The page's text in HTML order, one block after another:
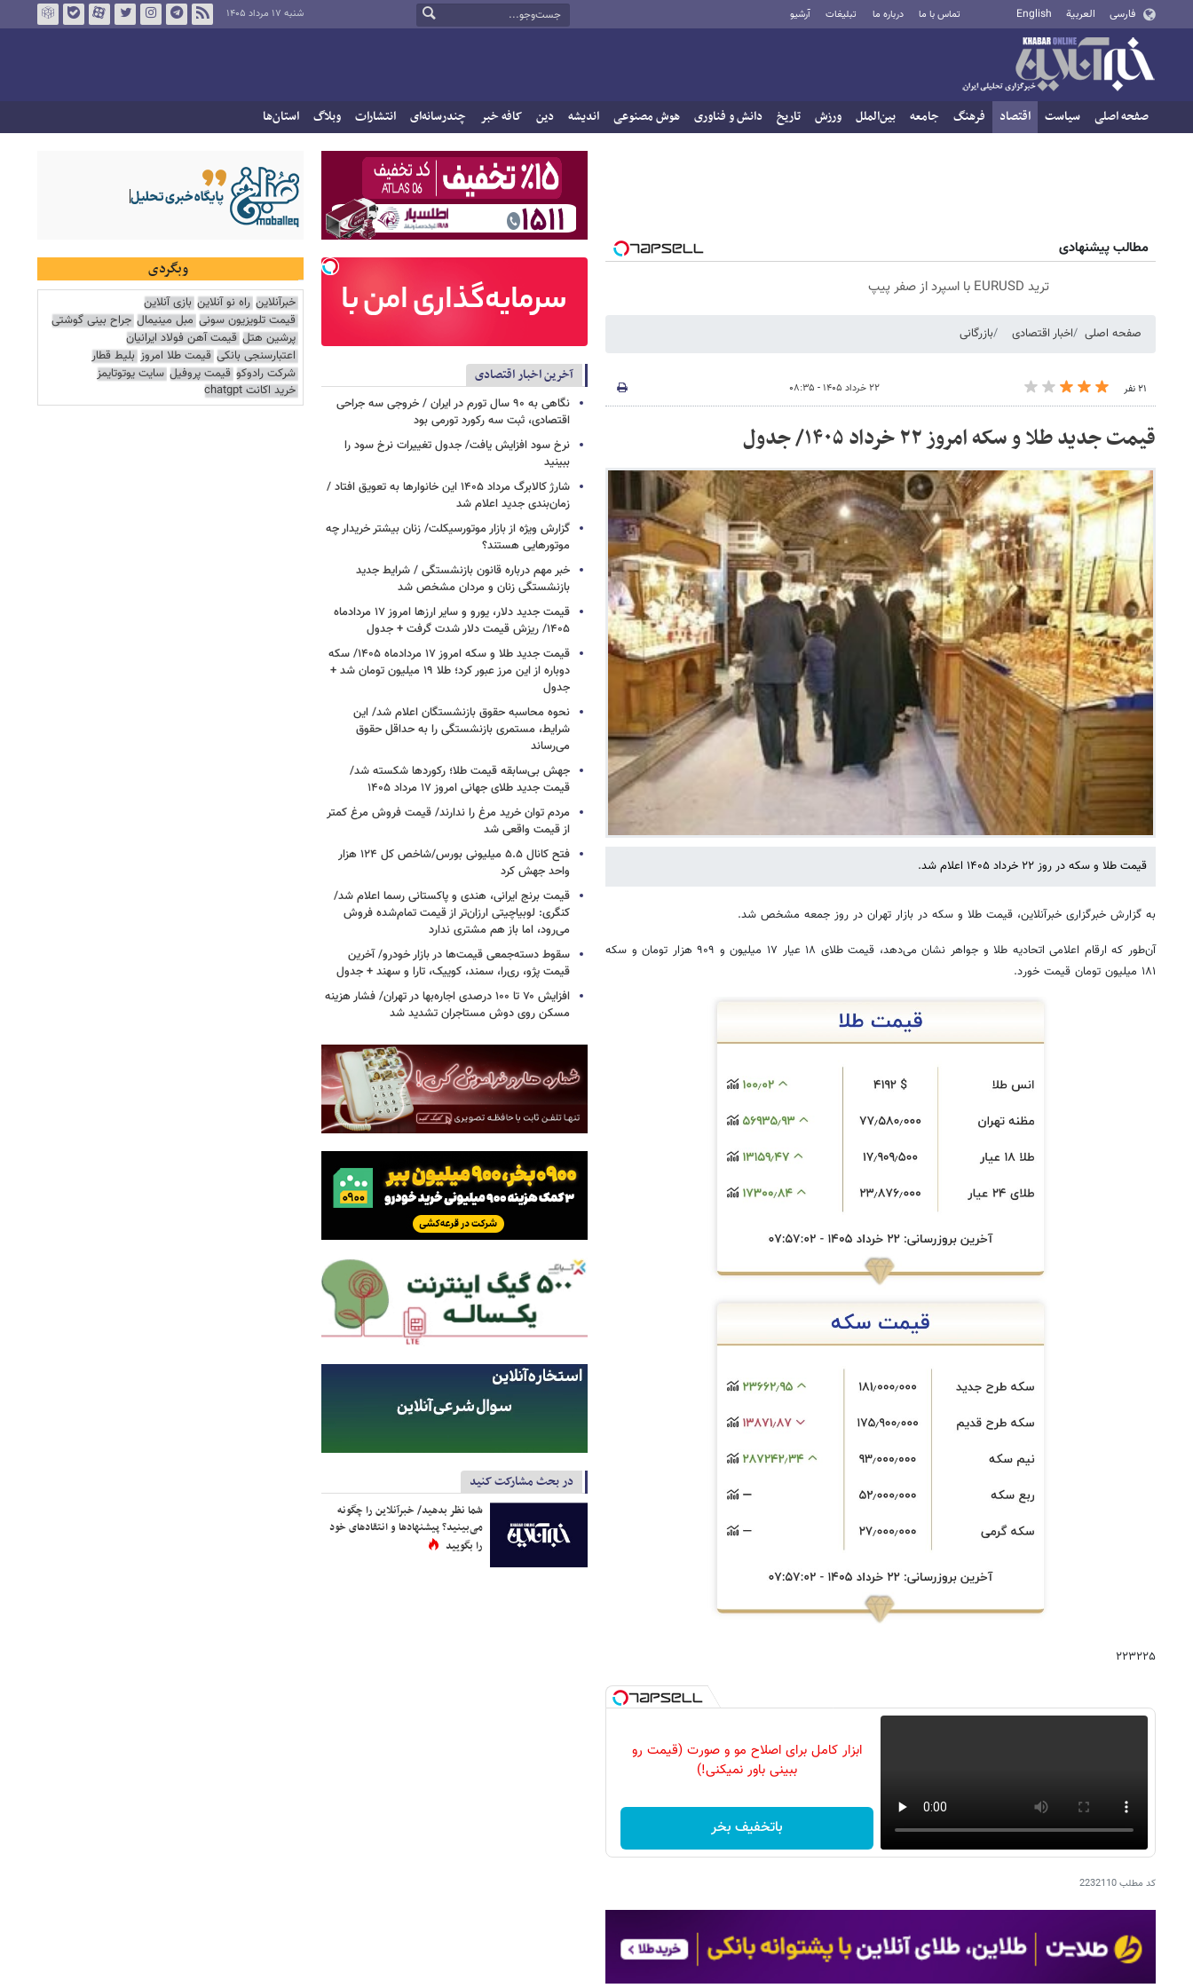
فارسی العربية English تماس با ما درباره ما تبلیغات آرشیو شنبه ۱۷ مرداد ۱۴۰۵
صفحه اصلی سیاست اقتصاد فرهنگ جامعه بین‌الملل ورزش تاریخ دانش و فناوری هوش مصنوعی اندیشه دین کافه خبر چندرسانه‌ای انتشارات وبلاگ استان‌ها
مطالب پیشنهادی
ترید EURUSD با اسپرد از صفر پیپ
صفحه اصلی اخبار اقتصادی بازرگانی
۲۱ نفر ۲۲ خرداد ۱۴۰۵ - ۰۸:۳۵
قیمت جدید طلا و سکه امروز ۲۲ خرداد ۱۴۰۵/ جدول
قیمت طلا و سکه در روز ۲۲ خرداد ۱۴۰۵ اعلام شد.
به گزارش خبرگزاری خبرآنلاین، قیمت طلا و سکه در بازار تهران در روز جمعه مشخص شد.
آن‌طور که ارقام اعلامی اتحادیه طلا و جواهر نشان می‌دهد، قیمت طلای ۱۸ عیار ۱۷ میلیون و ۹۰۹ هزار تومان و سکه
۱۸۱ میلیون تومان قیمت خورد.
۲۲۳۲۲۵
ابزار کامل برای اصلاح مو و صورت (قیمت رو
ببینی باور نمیکنی!)
باتخفیف بخر
کد مطلب2232110
آخرین اخبار اقتصادی
نگاهی به ۹۰ سال تورم در ایران / خروجی سه جراحی
اقتصادی، ثبت سه رکورد تورمی بود
نرخ سود افزایش یافت/ جدول تغییرات نرخ سود را
ببینید
شارژ کالابرگ مرداد ۱۴۰۵ این خانوارها به تعویق افتاد /
زمان‌بندی جدید اعلام شد
گزارش ویژه از بازار موتورسیکلت/ زنان بیشتر خریدار چه
موتورهایی هستند؟
خبر مهم درباره قانون بازنشستگی / شرایط جدید
بازنشستگی زنان و مردان مشخص شد
قیمت جدید دلار، یورو و سایر ارزها امروز ۱۷ مردادماه
۱۴۰۵/ ریزش قیمت دلار شدت گرفت + جدول
قیمت جدید طلا و سکه امروز ۱۷ مردادماه ۱۴۰۵/ سکه
دوباره از این مرز عبور کرد؛ طلا ۱۹ میلیون تومان شد +
جدول
نحوه محاسبه حقوق بازنشستگان اعلام شد/ این
شرایط، مستمری بازنشستگی را به حداقل حقوق
می‌رساند
جهش بی‌سابقه قیمت طلا؛ رکوردها شکسته شد/
قیمت جدید طلای جهانی امروز ۱۷ مرداد ۱۴۰۵
مردم توان خرید مرغ را ندارند/ قیمت فروش مرغ کمتر
از قیمت واقعی شد
فتح کانال ۵.۵ میلیونی بورس/شاخص کل ۱۲۴ هزار
واحد جهش کرد
قیمت برنج ایرانی، هندی و پاکستانی رسما اعلام شد/
کنگری: لوبیاچیتی ارزان‌تر از قیمت تمام‌شده فروش
می‌رود، اما باز هم مشتری ندارد
سقوط دسته‌جمعی قیمت‌ها در بازار خودرو/ آخرین
قیمت پژو، ری‌را، سمند، کوییک، تارا و سهند + جدول
افزایش ۷۰ تا ۱۰۰ درصدی اجاره‌بها در تهران/ فشار هزینه
مسکن روی دوش مستاجران تشدید شد
در بحث مشارکت کنید
شما نظر بدهید/ خبرآنلاین را چگونه
می‌بینید؟ پیشنهادها و انتقادهای خود
را بگویید
وبگردی
خبرآنلاین راه نو آنلاین بازی آنلاین
قیمت تلویزیون سونی مبل مینیمال جراح بینی گوشتی
پرشین هتل قیمت آهن فولاد ایرانیان
اعتبارسنجی بانکی قیمت طلا امروز بلیط قطار
شرکت رادوکو قیمت پروفیل سایت یوتوتایمز
خرید اکانت chatgpt